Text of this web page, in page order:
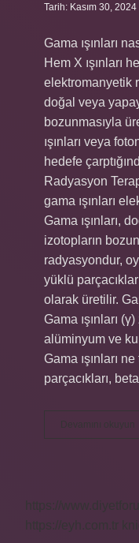
Tarih: Kasım 30, 2024
Gama ışınları
Hem X ışınları
elektromanyetik
doğal veya
bozunmasıyla
ışınları veya
hedefe
Radyasyon
gama ışınları
Gama ışınları,
izotopların
radyasyondur,
yüklü
olarak üretilir.
Gama ışınları
alüminyum ve
Gama ışınları
parçacıkları,
Devamını okuyun
https://
https://eyh.com.tr